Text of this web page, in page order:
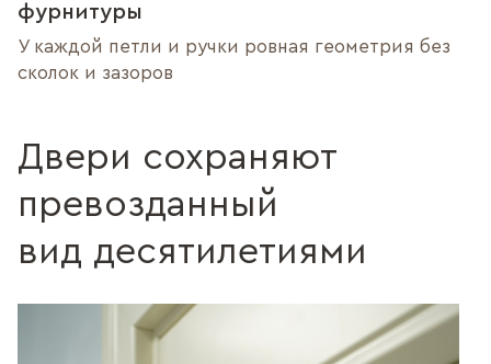
фурнитуры
У каждой петли и ручки ровная геометрия без
сколок и зазоров
Двери сохраняют
превозданный
вид десятилетиями